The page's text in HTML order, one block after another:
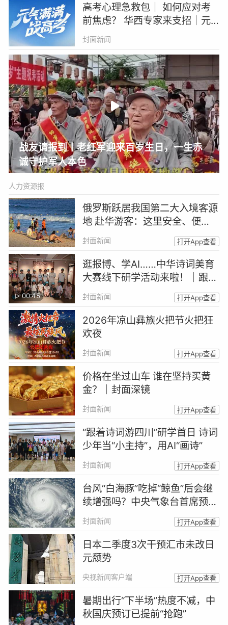
高考心理急救包｜ 如何应对考
前焦虑？ 华西专家来支招｜元
气满满战高考系列直播
封面新闻
战友请报到丨老红军迎来百岁生日，一生赤
诚守护军人本色
人力资源报
俄罗斯跃居我国第二大入境客源
地 赴华游客：这里安全、便
利、性价比高
封面新闻 打开App查看
00:45
逛报博、学AI……中华诗词美育
大赛线下研学活动来啦！｜跟着
诗词游四川
封面新闻 打开App查看
2026年凉山彝族火把节火把狂
欢夜
封面新闻 打开App查看
价格在坐过山车 谁在坚持买黄
金？｜封面深镜
封面新闻 打开App查看
“跟着诗词游四川”研学首日 诗词
少年当“小主持”，用AI“画诗”
封面新闻 打开App查看
台风“白海豚”吃掉“鲸鱼”后会继
续增强吗？中央气象台首席预报
员答封面新闻
封面新闻 打开App查看
日本二季度3次干预汇市未改日
元颓势
央视新闻客户端 打开App查看
暑期出行“下半场”热度不减，中
秋国庆预订已提前“抢跑”